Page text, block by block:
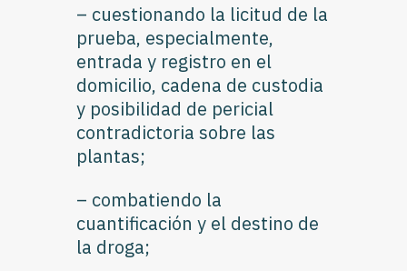
– cuestionando la licitud de la
prueba, especialmente,
entrada y registro en el
domicilio, cadena de custodia
y posibilidad de pericial
contradictoria sobre las
plantas;
– combatiendo la
cuantificación y el destino de
la droga;